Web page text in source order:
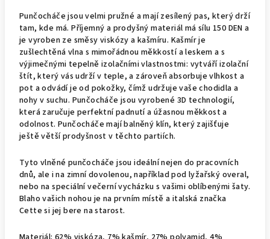
Punčocháče jsou velmi pružné a mají zesílený pas, který drží
tam, kde má. Příjemný a prodyšný materiál má sílu 150 DEN a
je vyroben ze směsy viskózy a kašmíru. Kašmír je
zušlechtěná vlna s mimořádnou měkkostí a leskem a s
výjimečnými tepelně izolačními vlastnostmi: vytváří izolační
štít, který vás udrží v teple, a zároveň absorbuje vlhkost a
pot a odvádí je od pokožky, čímž udržuje vaše chodidla a
nohy v suchu. Punčocháče jsou vyrobené 3D technologií,
která zaručuje perfektní padnutí a úžasnou měkkost a
odolnost. Punčocháče mají balněný klín, který zajišťuje
ještě větší prodyšnost v těchto partiích.
Tyto vlněné punčocháče jsou ideální nejen do pracovních
dnů, ale i na zimní dovolenou, například pod lyžařský overal,
nebo na speciální večerní vycházku s vašimi oblíbenými šaty.
Blaho vašich nohou je na prvním místě a italská značka
Cette si jej bere na starost.